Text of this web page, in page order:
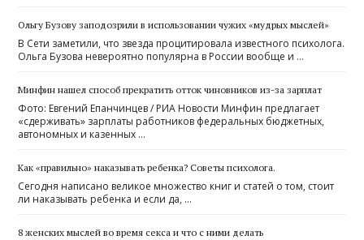
Ольгу Бузову заподозрили в использовании чужих «мудрых мыслей»
В Сети заметили, что звезда процитировала известного психолога.
Ольга Бузова невероятно популярна в России вообще и …
Минфин нашел способ прекратить отток чиновников из-за зарплат
Фото: Евгений Епанчинцев / РИА Новости Минфин предлагает
«сдерживать» зарплаты работников федеральных бюджетных,
автономных и казенных …
Как «правильно» наказывать ребенка? Советы психолога.
Сегодня написано великое множество книг и статей о том, стоит
ли наказывать ребенка и если да, …
8 женских мыслей во время секса и что с ними делать